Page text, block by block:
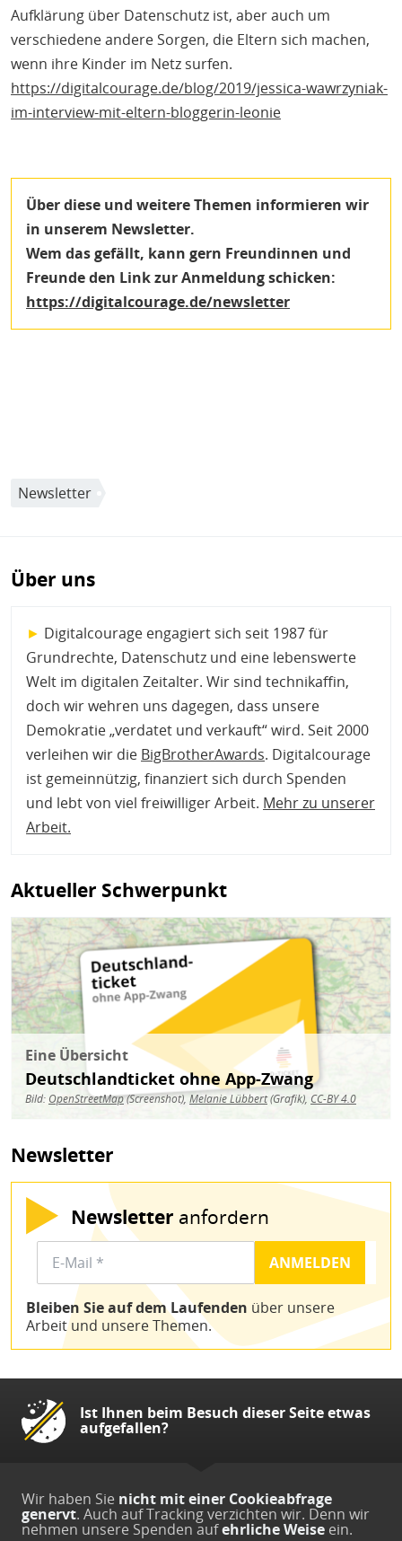
Aufklärung über Datenschutz ist, aber auch um
verschiedene andere Sorgen, die Eltern sich machen,
wenn ihre Kinder im Netz surfen.
https://digitalcourage.de/blog/2019/jessica-wawrzyniak-
im-interview-mit-eltern-bloggerin-leonie
Über diese und weitere Themen informieren wir
in unserem Newsletter.
Wem das gefällt, kann gern Freundinnen und
Freunde den Link zur Anmeldung schicken:
https://digitalcourage.de/newsletter
Newsletter
Über uns
► Digitalcourage engagiert sich seit 1987 für
Grundrechte, Datenschutz und eine lebenswerte
Welt im digitalen Zeitalter. Wir sind technikaffin,
doch wir wehren uns dagegen, dass unsere
Demokratie „verdatet und verkauft“ wird. Seit 2000
verleihen wir die BigBrotherAwards. Digitalcourage
ist gemeinnützig, finanziert sich durch Spenden
und lebt von viel freiwilliger Arbeit. Mehr zu unserer
Arbeit.
Aktueller Schwerpunkt
Bild
Eine Übersicht
Deutschlandticket ohne App-Zwang
Bild: OpenStreetMap(Screenshot),Melanie Lübbert(Grafik), CC-BY 4.0
Newsletter
Newsletter anfordern
Bleiben Sie auf dem Laufenden über unsere
Arbeit und unsere Themen.
Ist Ihnen beim Besuch dieser Seite etwas
aufgefallen?
Wir haben Sie nicht mit einer Cookieabfrage
genervt. Auch auf Tracking verzichten wir. Denn wir
nehmen unsere Spenden aufehrliche Weise ein.